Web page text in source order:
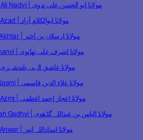
Maulana Abul Hasan Ali Nadvi | مولانا ابو الحسن علی ندوی
Maulana Abul Kalam Azad | مولانا ابوالکلام آزاد
Maulana Arsalan Bin Akhtar | مولانا ارسلان بن اختر
Maulana Ashraf Ali Thanvi | مولانا اشرف علی تھانوی
Maulana Ashiq Ilahi | مولانا عاشق الہی بلندشہری
Maulana Ala ud Din Qasmi | مولانا علاء الدین قاسمی
Maulana Ijaz Ahmad Azmi | مولانا اعجاز احمد اعظمی
Maulana Ilyas Abdullah Gadhvi | مولانا الیاس بن عبداللہ گڈھوی
Maulana Imdadullah Anwar | مولانا امداداللہ انور